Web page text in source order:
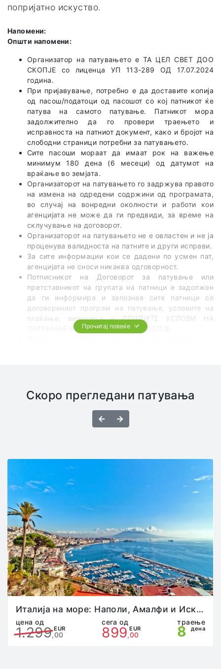
попријатно искуство.
Напомени:
Општи напомени:
Организатор на патувањето е TA ЦЕЛ СВЕТ ДОО
СКОПЈЕ со лиценца УП 113-289 ОД 17.07.2024
година.
При пријавување, потребно е да доставите копија
од пасош/податоци од пасошот со кој патникот ќе
патува на самото патување. Патникот мора
задолжително да го провери траењето и
исправноста на патниот документ, како и бројот на
слободни страници потребни за патувањето.
Сите пасоши мораат да имаат рок на важење
минимум 180 дена (6 месеци) од датумот на
враќање во земјата.
Организаторот на патувањето го задржува правото
на измена на одредени содржини од програмата,
во случај на вонредни околности и работи кои
агенцијата не може да ги предвиди, за време на
склучување на договорот.
Организаторот на патувањето не е овластен и не ја
проценува валидноста на патните и други исправи.
За сите информации кои се дадени по усмен пат,
агенцијата не сноси никаква одговорност.
Потписникот на Договорот за патување или
претставникот на групата на патници е задолжен
да ги информира и запознае сите патници со
договорениот програм на патување, условите на
плаќање, визирање и ОПШТИТЕ УСЛОВИ НА
ПАТУВАЊЕ НА ТА ЦЕЛ СВЕТ од СКОПЈЕ.
патување и да ги почитува важечките законски
царински прописи.
Во превозните средства најстрого е забрането
пушење, конзумирање на алкохол и опојни
останат на своите места и не смеат истите да ги
напуштаат на места кои не се предвидени за пауза
(граници, чек-поинт станици, патарини итн). Во
случај патникот да го напушти возилото без
претходен договор со претставникот на
агенцијата, истиот сам ги сноси сите трошоци и
последици.
Патникот кој преку неадекватно однесување, ги
вознемирува останатите патници или смета на
шоферите и/или придружникот на групата во
својата работа, ќе биде одма исклучен од
патувањето и целата одговорност преоѓа на него/
неа, без право на жалба и враќање на пари.
Патникот е должен да ја почитува “саатницата”
одредена од страна на претставникот на
претставникот на агенцијата има право да го
исклучи патникот од патувањето.
Прочитај повеќе
Скоро прегледани патувања
НазадНапред
Италија на море: Наполи, Амалфи и Искија
цена од
1.299 EUR
,00
сега од
899 EUR
,00
траење
8 дена